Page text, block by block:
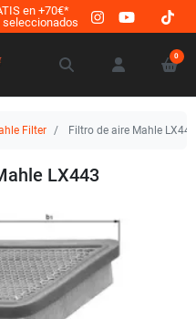
en +70€*
seleccionados
0
Filter Filtro de aire Mahle LX443
LX443